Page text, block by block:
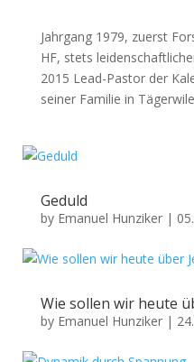
Jahrgang 1979, zuerst
HF, stets
2015 Lead-Pastor der
seiner Familie in
Geduld
by Emanuel Hunziker|
Wie sollen wir heute
by Emanuel Hunziker|